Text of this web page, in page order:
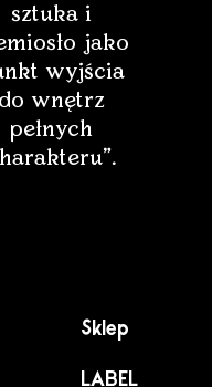
sztuka i
jako
wyjścia
do wnętrz
pełnych
Sklep
LABEL